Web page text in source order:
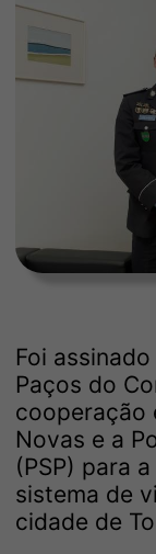
Foi
Paços do
cooperação
Novas e a
(PSP) para
sistema de
cidade de